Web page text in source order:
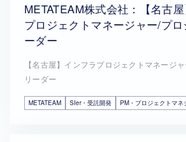
METATEAM株式会社：【名古
プロジェクトマネージャー/プロ
ーダー
【名古屋】インフラプロジェクトマネージ
リーダー
METATEAM SIer・受託開発 PM・プロジェクトマネ